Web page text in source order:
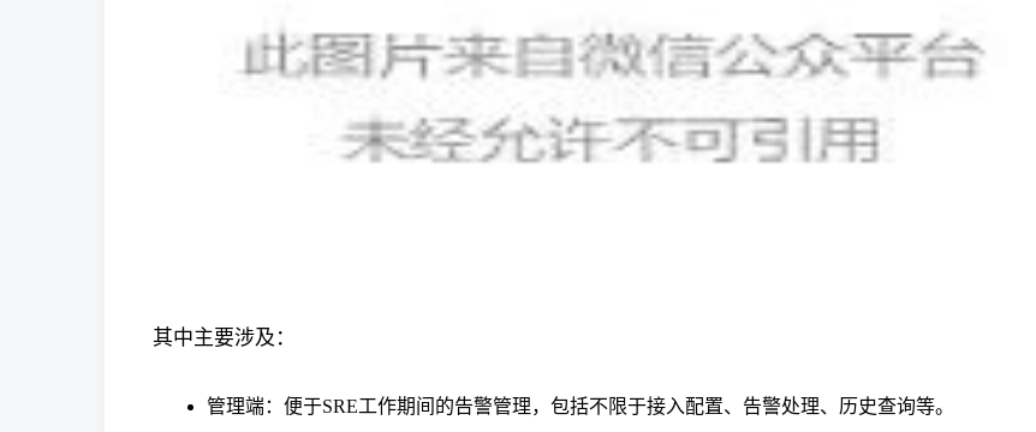
其中主要涉及：
管理端：便于SRE工作期间的告警管理，包括不限于接入配置、告警处理、历史查询等。